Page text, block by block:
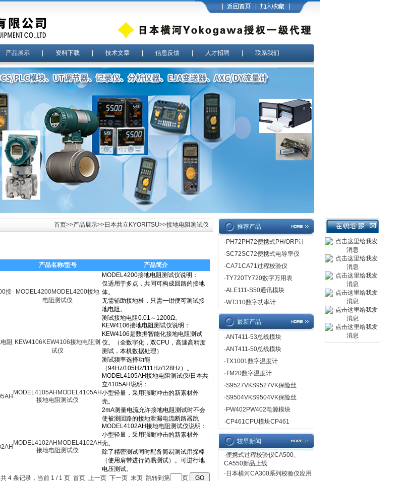
产品展示 资料下载 技术文章 信息反馈 人才招聘 联系我们
首页>>产品展示>>日本共立KYORITSU>>接地电阻测试仪
产品名称/型号 产品简介
MODEL4200MODEL4200接地
电阻测试仪
KEW4106KEW4106接地电阻测
试仪
MODEL4105AHMODEL4105AH
接地电阻测试仪
MODEL4102AHMODEL4102AH
接地电阻测试仪
共 4 条记录，当前 1 / 1 页 首页 上一页 下一页 末页 跳转到第 页
推荐产品
· PH72PH72便携式PH/ORP计
·SC72SC72便携式电导率仪
·CA71CA71过程校验仪
·TY720TY720数字万用表
·ALE111-S50通讯模块
·WT310数字功率计
最新产品
·ANT411-53总线模块
·ANT411-50总线模块
·TX1001数字温度计
·TM20数字温度计
·S9527VKS9527VK保险丝
·S9504VKS9504VK保险丝
· PW402PW402电源模块
·CP461CPU模块CP461
较早新闻
·便携式过程校验仪CA500、
CA550新品上线
· 日本横河CA300系列校验仪应用